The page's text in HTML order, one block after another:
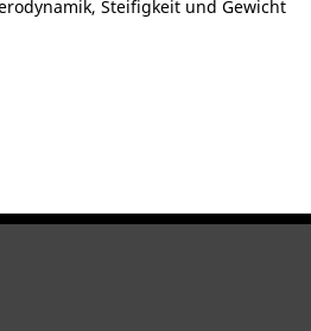
Steifigkeit und Gewicht